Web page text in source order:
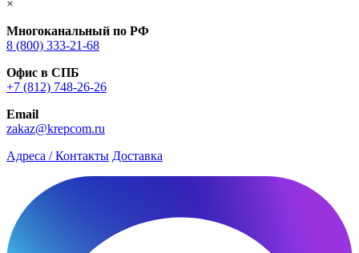
×
Многоканальный по РФ
8 (800) 333‑21-68
Офис в СПБ
+7 (812) 748‑26-26
Email
zakaz@krepcom.ru
Адреса / Контакты Доставка